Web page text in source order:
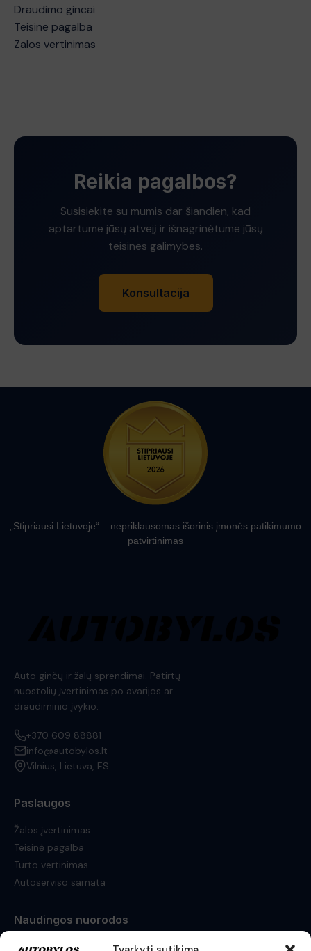
Draudimo gincai
Teisine pagalba
Zalos vertinimas
Reikia pagalbos?
Susisiekite su mumis dar šiandien, kad
aptartume jūsų atvejį ir išnagrinėtume jūsų
teisines galimybes.
Konsultacija
„Stipriausi Lietuvoje“ – nepriklausomas išorinis įmonės patikimumo
patvirtinimas
Auto ginčų ir žalų sprendimai. Patirtų
nuostolių įvertinimas po avarijos ar
draudiminio įvykio.
+370 609 88881
info@autobylos.lt
Vilnius, Lietuva, ES
Paslaugos
Žalos įvertinimas
Teisinė pagalba
Turto vertinimas
Autoserviso samata
Naudingos nuorodos
Atvejai